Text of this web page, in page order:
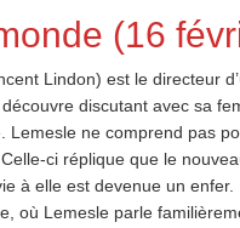
(16
Lindon) est le directeur
discutant avec sa
Lemesle ne comprend pas
ci réplique que le
à elle est devenue un enfer.
où Lemesle parle